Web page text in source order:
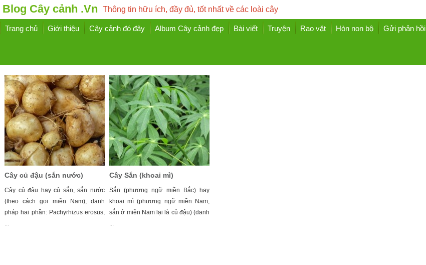
Blog Cây cảnh .Vn Thông tin hữu ích, đầy đủ, tốt nhất về các loài cây
Trang chủ Giới thiệu Cây cảnh đó đây Album Cây cảnh đẹp Bài viết Truyện Rao vặt Hòn non bộ Gửi phản hồi
Cây củ đậu (sắn nước)
Cây củ đậu hay củ sắn, sắn nước
(theo cách gọi miền Nam), danh
pháp hai phần: Pachyrhizus erosus,
...
Cây Sắn (khoai mì)
Sắn (phương ngữ miền Bắc) hay
khoai mì (phương ngữ miền Nam,
sắn ở miền Nam lại là củ đậu) (danh
...